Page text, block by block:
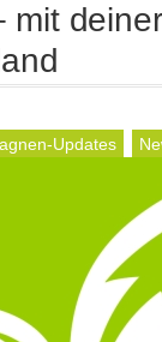
mit
Updates